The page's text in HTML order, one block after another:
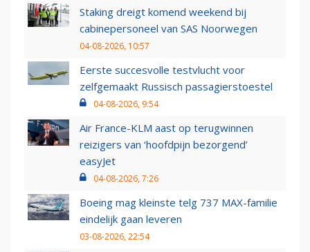
Staking dreigt komend weekend bij
cabinepersoneel van SAS Noorwegen
04-08-2026, 10:57
Eerste succesvolle testvlucht voor
zelfgemaakt Russisch passagierstoestel
04-08-2026, 9:54
Air France-KLM aast op terugwinnen
reizigers van ‘hoofdpijn bezorgend’
easyJet
04-08-2026, 7:26
Boeing mag kleinste telg 737 MAX-familie
eindelijk gaan leveren
03-08-2026, 22:54